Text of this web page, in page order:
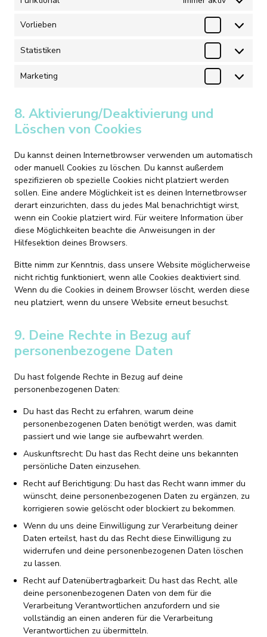
Vorlieben
Vorlieben
Statistiken
Statistiken
Marketing
Marketing
8. Aktivierung/Deaktivierung und
Löschen von Cookies
Du kannst deinen Internetbrowser verwenden um automatisch
oder manuell Cookies zu löschen. Du kannst außerdem
spezifizieren ob spezielle Cookies nicht platziert werden
sollen. Eine andere Möglichkeit ist es deinen Internetbrowser
derart einzurichten, dass du jedes Mal benachrichtigt wirst,
wenn ein Cookie platziert wird. Für weitere Information über
diese Möglichkeiten beachte die Anweisungen in der
Hilfesektion deines Browsers.
Bitte nimm zur Kenntnis, dass unsere Website möglicherweise
nicht richtig funktioniert, wenn alle Cookies deaktiviert sind.
Wenn du die Cookies in deinem Browser löscht, werden diese
neu platziert, wenn du unsere Website erneut besuchst.
9. Deine Rechte in Bezug auf
personenbezogene Daten
Du hast folgende Rechte in Bezug auf deine
personenbezogenen Daten:
Du hast das Recht zu erfahren, warum deine
personenbezogenen Daten benötigt werden, was damit
passiert und wie lange sie aufbewahrt werden.
Auskunftsrecht: Du hast das Recht deine uns bekannten
persönliche Daten einzusehen.
Recht auf Berichtigung: Du hast das Recht wann immer du
wünscht, deine personenbezogenen Daten zu ergänzen, zu
korrigieren sowie gelöscht oder blockiert zu bekommen.
Wenn du uns deine Einwilligung zur Verarbeitung deiner
Daten erteilst, hast du das Recht diese Einwilligung zu
widerrufen und deine personenbezogenen Daten löschen
zu lassen.
Recht auf Datenübertragbarkeit: Du hast das Recht, alle
deine personenbezogenen Daten von dem für die
Verarbeitung Verantwortlichen anzufordern und sie
vollständig an einen anderen für die Verarbeitung
Verantwortlichen zu übermitteln.